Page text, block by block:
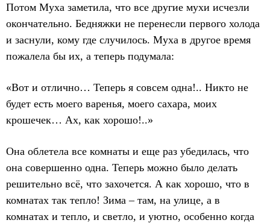
Потом Муха заметила, что все другие мухи исчезли
окончательно. Бедняжки не перенесли первого холода
и заснули, кому где случилось. Муха в другое время
пожалела бы их, а теперь подумала:
«Вот и отлично… Теперь я совсем одна!.. Никто не
будет есть моего варенья, моего сахара, моих
крошечек… Ах, как хорошо!..»
Она облетела все комнаты и еще раз убедилась, что
она совершенно одна. Теперь можно было делать
решительно всё, что захочется. А как хорошо, что в
комнатах так тепло! Зима – там, на улице, а в
комнатах и тепло, и светло, и уютно, особенно когда